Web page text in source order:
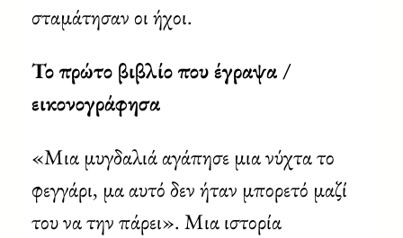
σταμάτησαν οι ήχοι.
Το πρώτο βιβλίο που έγραψα /
εικονογράφησα
«Μια μυγδαλιά αγάπησε μια νύχτα το
φεγγάρι, μα αυτό δεν ήταν μπορετό μαζί
του να την πάρει». Μια ιστορία